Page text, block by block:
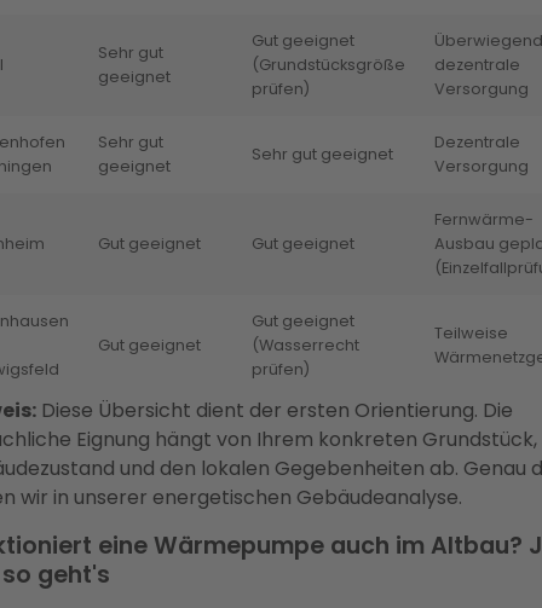
Sehr gut
geeignet
Gut geeignet
(Grundstücksgröße
prüfen)
Überwiegend
dezentrale
Versorgung
Sehr gut
geeignet
Sehr gut geeignet
Dezentrale
Versorgung
Gut geeignet Gut geeignet
Fernwärme-
Ausbau
Gut geeignet
Gut geeignet
(Wasserrecht
prüfen)
Teilweise
Diese Übersicht dient der ersten Orientierung. Die
Eignung hängt von Ihrem konkreten
und den lokalen Gegebenheiten ab. Genau
wir in unserer energetischen Gebäudeanalyse.
eine Wärmepumpe auch im Altbau?
geht's